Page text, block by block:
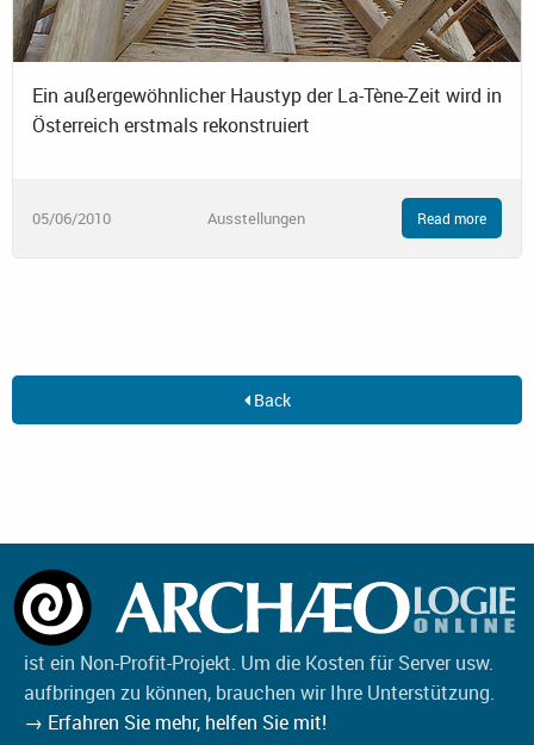
Ein außergewöhnlicher Haustyp der La-Tène-Zeit wird in
Österreich erstmals rekonstruiert
05/06/2010 Ausstellungen Read more
Back
ist ein Non-Profit-Projekt. Um die Kosten für Server usw.
aufbringen zu können, brauchen wir Ihre Unterstützung.
→ Erfahren Sie mehr, helfen Sie mit!